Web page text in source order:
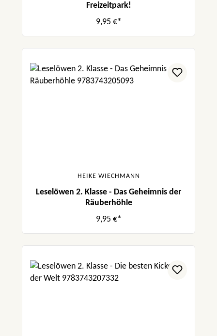
Freizeitpark!
9,95 €*
HEIKE WIECHMANN
Leselöwen 2. Klasse - Das Geheimnis der
Räuberhöhle
9,95 €*